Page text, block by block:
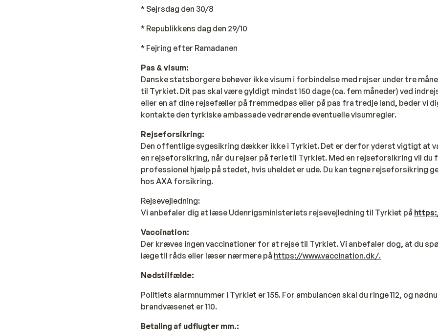
* Sejrsdag den 30/8
* Republikkens dag den 29/10
* Fejring efter Ramadanen
Pas & visum:
Danske statsborgere behøver ikke visum i forbindelse med rejser under tre
til Tyrkiet. Dit pas skal være gyldigt mindst 150 dage (ca. fem måneder) ved
eller en af dine rejsefæller på fremmedpas eller på pas fra tredje land, beder vi
kontakte den tyrkiske ambassade vedrørende eventuelle visumregler.
Rejseforsikring:
Den offentlige sygesikring dækker ikke i Tyrkiet. Det er derfor yderst vigtigt at
en rejseforsikring, når du rejser på ferie til Tyrkiet. Med en rejseforsikring vil du
professionel hjælp på stedet, hvis uheldet er ude. Du kan tegne rejseforsikring
hos AXA forsikring.
Rejsevejledning:
Vi anbefaler dig at læse Udenrigsministeriets rejsevejledning til Tyrkiet på
Vaccination:
Der kræves ingen vaccinationer for at rejse til Tyrkiet. Vi anbefaler dog, at du
læge til råds eller læser nærmere på https://www.vaccination.dk/.
Nødstilfælde:
Politiets alarmnummer i Tyrkiet er 155. For ambulancen skal du ringe 112, og
brandvæsenet er 110.
Betaling af udflugter mm.: